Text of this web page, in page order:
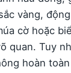
vàng,
cờ hoặc
quan. Tuy
hoàn